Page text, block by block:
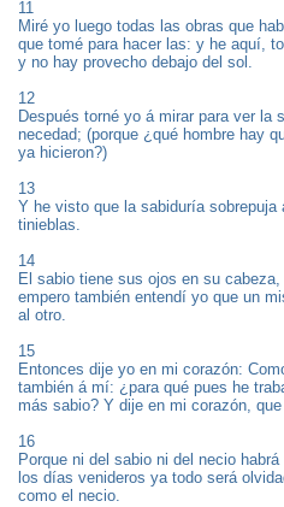
11
Miré yo luego todas las obras que
que tomé para hacer las: y he aquí,
y no hay provecho debajo del sol.
12
Después torné yo á mirar para ver
necedad; (porque ¿qué hombre hay
ya hicieron?)
13
Y he visto que la sabiduría
tinieblas.
14
El sabio tiene sus ojos en su
empero también entendí yo que un
al otro.
15
Entonces dije yo en mi corazón:
también á mí: ¿para qué pues he
más sabio? Y dije en mi corazón,
16
Porque ni del sabio ni del necio
los días venideros ya todo será
como el necio.